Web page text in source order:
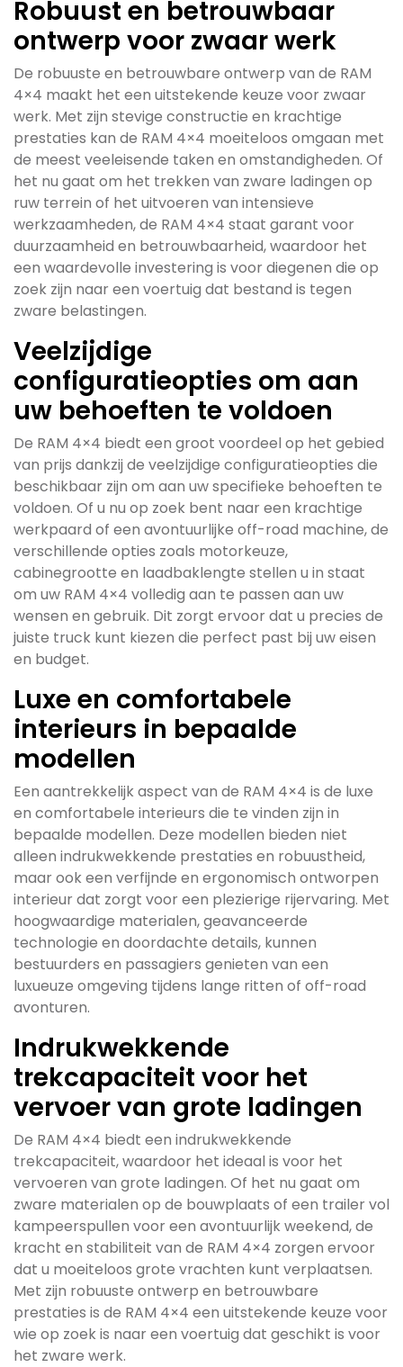
Robuust en betrouwbaar
ontwerp voor zwaar werk
De robuuste en betrouwbare ontwerp van de RAM
4×4 maakt het een uitstekende keuze voor zwaar
werk. Met zijn stevige constructie en krachtige
prestaties kan de RAM 4×4 moeiteloos omgaan met
de meest veeleisende taken en omstandigheden. Of
het nu gaat om het trekken van zware ladingen op
ruw terrein of het uitvoeren van intensieve
werkzaamheden, de RAM 4×4 staat garant voor
duurzaamheid en betrouwbaarheid, waardoor het
een waardevolle investering is voor diegenen die op
zoek zijn naar een voertuig dat bestand is tegen
zware belastingen.
Veelzijdige
configuratieopties om aan
uw behoeften te voldoen
De RAM 4×4 biedt een groot voordeel op het gebied
van prijs dankzij de veelzijdige configuratieopties die
beschikbaar zijn om aan uw specifieke behoeften te
voldoen. Of u nu op zoek bent naar een krachtige
werkpaard of een avontuurlijke off-road machine, de
verschillende opties zoals motorkeuze,
cabinegrootte en laadbaklengte stellen u in staat
om uw RAM 4×4 volledig aan te passen aan uw
wensen en gebruik. Dit zorgt ervoor dat u precies de
juiste truck kunt kiezen die perfect past bij uw eisen
en budget.
Luxe en comfortabele
interieurs in bepaalde
modellen
Een aantrekkelijk aspect van de RAM 4×4 is de luxe
en comfortabele interieurs die te vinden zijn in
bepaalde modellen. Deze modellen bieden niet
alleen indrukwekkende prestaties en robuustheid,
maar ook een verfijnde en ergonomisch ontworpen
interieur dat zorgt voor een plezierige rijervaring. Met
hoogwaardige materialen, geavanceerde
technologie en doordachte details, kunnen
bestuurders en passagiers genieten van een
luxueuze omgeving tijdens lange ritten of off-road
avonturen.
Indrukwekkende
trekcapaciteit voor het
vervoer van grote ladingen
De RAM 4×4 biedt een indrukwekkende
trekcapaciteit, waardoor het ideaal is voor het
vervoeren van grote ladingen. Of het nu gaat om
zware materialen op de bouwplaats of een trailer vol
kampeerspullen voor een avontuurlijk weekend, de
kracht en stabiliteit van de RAM 4×4 zorgen ervoor
dat u moeiteloos grote vrachten kunt verplaatsen.
Met zijn robuuste ontwerp en betrouwbare
prestaties is de RAM 4×4 een uitstekende keuze voor
wie op zoek is naar een voertuig dat geschikt is voor
het zware werk.